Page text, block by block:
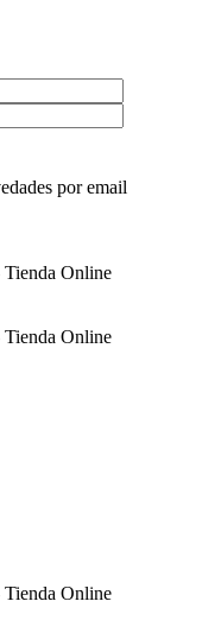
por email